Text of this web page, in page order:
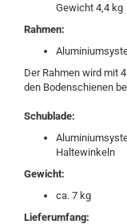
Gewicht 4,4 kg
Rahmen:
Der Rahmen wird mit
den Bodenschienen
Schublade:
Haltewinkeln
Gewicht:
ca. 7 kg
Lieferumfang: